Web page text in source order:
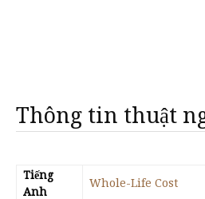
Thông tin thuật
Tiếng
Anh
Whole-Life Cost